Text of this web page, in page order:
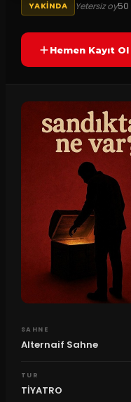
YAKINDA Yetersiz oy50
Hemen Kayıt Ol
SAHNE
Alternaif Sahne
TUR
TİYATRO